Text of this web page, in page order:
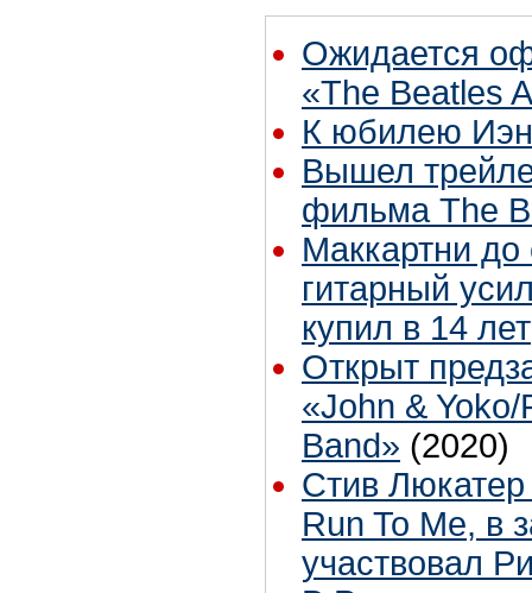
Ожидается
«The Beatles
К юбилею
Вышел
фильма The
Маккартни до
гитарный
купил в 14 лет
Открыт
«John &
Band» (2020)
Стив
Run To Me, в
участвовал